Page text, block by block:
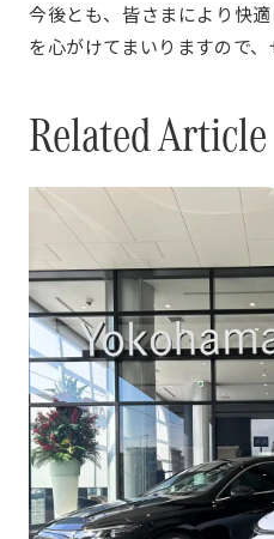
今後とも、皆さまにより快
を心がけてまいりますので、
Related Article